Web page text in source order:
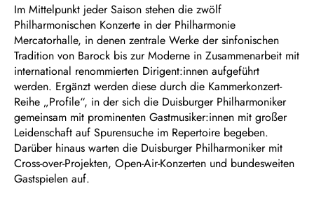
Im Mittelpunkt jeder Saison stehen die zwölf
Philharmonischen Konzerte in der Philharmonie
Mercatorhalle, in denen zentrale Werke der sinfonischen
Tradition von Barock bis zur Moderne in Zusammenarbeit mit
international renommierten Dirigent:innen aufgeführt
werden. Ergänzt werden diese durch die Kammerkonzert-
Reihe „Profile“, in der sich die Duisburger Philharmoniker
gemeinsam mit prominenten Gastmusiker:innen mit großer
Leidenschaft auf Spurensuche im Repertoire begeben.
Darüber hinaus warten die Duisburger Philharmoniker mit
Cross-over-Projekten, Open-Air-Konzerten und bundesweiten
Gastspielen auf.